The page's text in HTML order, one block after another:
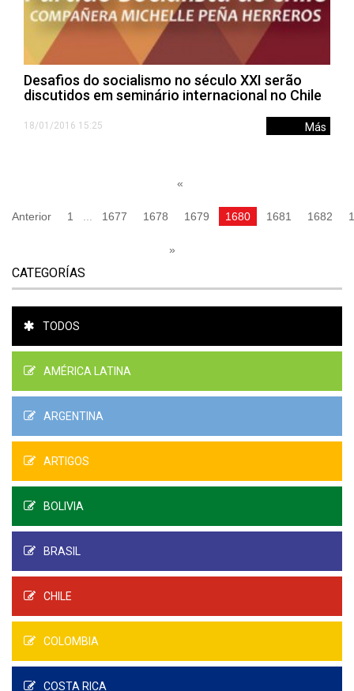
Desafios do socialismo no século XXI serão
discutidos em seminário internacional no Chile
18/01/2016 15:25 Más
«
Anterior 1 1677 1678 1679 1680 1681 1682
»
CATEGORÍAS
TODOS
AMÉRICA LATINA
ARGENTINA
ARTIGOS
BOLIVIA
BRASIL
CHILE
COLOMBIA
COSTA RICA